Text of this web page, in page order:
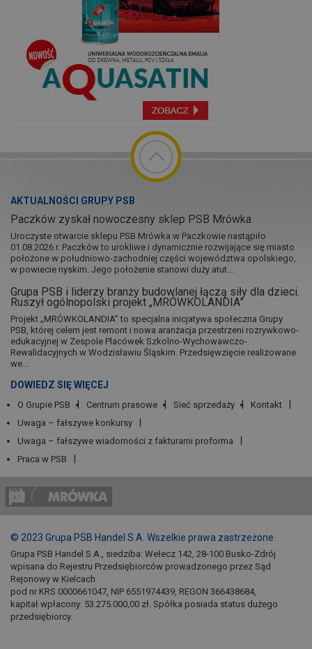
AKTUALNOŚCI GRUPY PSB
Paczków zyskał nowoczesny sklep PSB Mrówka
Uroczyste otwarcie sklepu PSB Mrówka w Paczkowie nastąpiło
01.08.2026 r. Paczków to urokliwe i dynamicznie rozwijające się miasto
położone w południowo-zachodniej części województwa opolskiego,
w powiecie nyskim. Jego położenie stanowi duży atut...
Grupa PSB i liderzy branży budowlanej łączą siły dla dzieci.
Ruszył ogólnopolski projekt „MRÓWKOLANDIA”
Projekt „MRÓWKOLANDIA” to specjalna inicjatywa społeczna Grupy
PSB, której celem jest remont i nowa aranżacja przestrzeni rozrywkowo-
edukacyjnej w Zespole Placówek Szkolno-Wychowawczo-
Rewalidacyjnych w Wodzisławiu Śląskim. Przedsięwzięcie realizowane
we...
DOWIEDZ SIĘ WIĘCEJ
O Grupie PSB Centrum prasowe Sieć sprzedaży
Kontakt
Uwaga – fałszywe konkursy
Uwaga – fałszywe wiadomości z fakturami proforma
Praca w PSB
© 2023 Grupa PSB Handel S.A. Wszelkie prawa zastrzeżone.
Grupa PSB Handel S.A., siedziba: Wełecz 142, 28-100 Busko-Zdrój
wpisana do Rejestru Przedsiębiorców prowadzonego przez Sąd
Rejonowy w Kielcach
pod nr KRS 0000661047, NIP 6551974439, REGON 366438684,
kapitał wpłacony: 53.275.000,00 zł. Spółka posiada status dużego
przedsiębiorcy.